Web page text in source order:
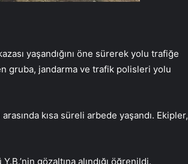
yaşandığını öne sürerek yolu trafiğe
gruba, jandarma ve trafik polisleri yolu
kısa süreli arbede yaşandı. Ekipler,
gözaltına alındığı öğrenildi.